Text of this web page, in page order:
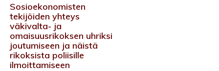
Sosioekonomisten
tekijöiden yhteys
väkivalta- ja
omaisuusrikoksen uhriksi
joutumiseen ja näistä
rikoksista poliisille
ilmoittamiseen